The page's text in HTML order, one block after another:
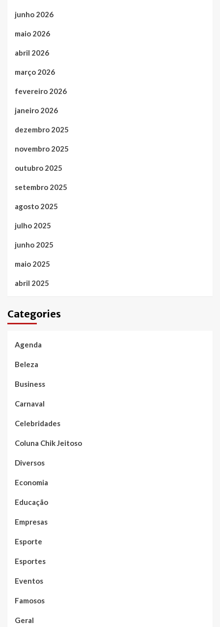
junho 2026
maio 2026
abril 2026
março 2026
fevereiro 2026
janeiro 2026
dezembro 2025
novembro 2025
outubro 2025
setembro 2025
agosto 2025
julho 2025
junho 2025
maio 2025
abril 2025
Categories
Agenda
Beleza
Business
Carnaval
Celebridades
Coluna Chik Jeitoso
Diversos
Economia
Educação
Empresas
Esporte
Esportes
Eventos
Famosos
Geral